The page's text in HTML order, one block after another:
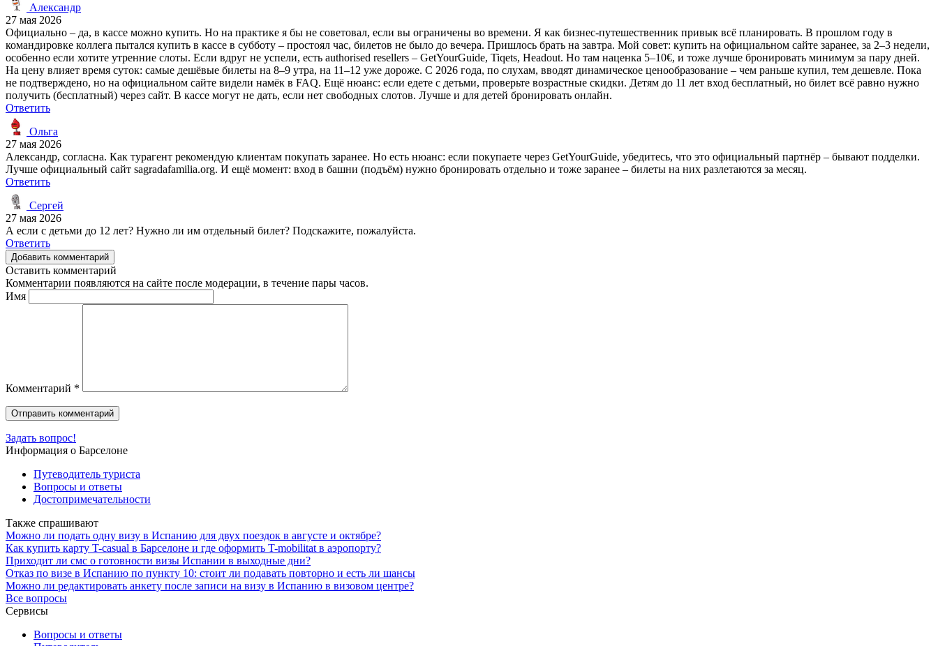
Александр
27 мая 2026
Официально – да, в кассе можно купить. Но на практике я бы не советовал, если вы ограничены во времени. Я как бизнес-путешественник привык всё планировать. В прошлом году в
командировке коллега пытался купить в кассе в субботу – простоял час, билетов не было до вечера. Пришлось брать на завтра. Мой совет: купить на официальном сайте заранее, за 2–3 недели,
особенно если хотите утренние слоты. Если вдруг не успели, есть authorised resellers – GetYourGuide, Tiqets, Headout. Но там наценка 5–10€, и тоже лучше бронировать минимум за пару дней.
На цену влияет время суток: самые дешёвые билеты на 8–9 утра, на 11–12 уже дороже. С 2026 года, по слухам, вводят динамическое ценообразование – чем раньше купил, тем дешевле. Пока
не подтверждено, но на официальном сайте видели намёк в FAQ. Ещё нюанс: если едете с детьми, проверьте возрастные скидки. Детям до 11 лет вход бесплатный, но билет всё равно нужно
получить (бесплатный) через сайт. В кассе могут не дать, если нет свободных слотов. Лучше и для детей бронировать онлайн.
Ответить
Ольга
27 мая 2026
Александр, согласна. Как турагент рекомендую клиентам покупать заранее. Но есть нюанс: если покупаете через GetYourGuide, убедитесь, что это официальный партнёр – бывают подделки.
Лучше официальный сайт sagradafamilia.org. И ещё момент: вход в башни (подъём) нужно бронировать отдельно и тоже заранее – билеты на них разлетаются за месяц.
Ответить
Сергей
27 мая 2026
А если с детьми до 12 лет? Нужно ли им отдельный билет? Подскажите, пожалуйста.
Ответить
Добавить комментарий
Оставить комментарий
Комментарии появляются на сайте после модерации, в течение пары часов.
Имя
Комментарий *
Задать вопрос!
Информация о Барселоне
Путеводитель туриста
Вопросы и ответы
Достопримечательности
Также спрашивают
Можно ли подать одну визу в Испанию для двух поездок в августе и октябре?
Как купить карту T-casual в Барселоне и где оформить T-mobilitat в аэропорту?
Приходит ли смс о готовности визы Испании в выходные дни?
Отказ по визе в Испанию по пункту 10: стоит ли подавать повторно и есть ли шансы
Можно ли редактировать анкету после записи на визу в Испанию в визовом центре?
Все вопросы
Сервисы
Вопросы и ответы